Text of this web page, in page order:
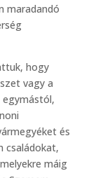
maradandó
hogy
vagy a
és
családokat,
máig